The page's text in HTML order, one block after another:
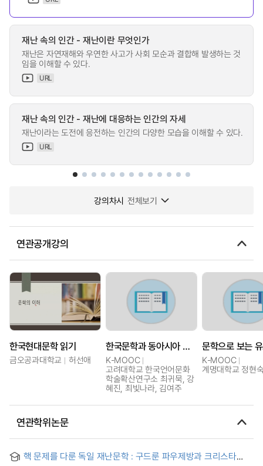
재난 속의 인간 - 재난이란 무엇인가
재난은 자연재해와 우연한 사고가 사회 모순과 결합해 발생하는 것
임을 이해할 수 있다.
URL
재난 속의 인간 - 재난에 대응하는 인간의 자세
재난이라는 도전에 응전하는 인간의 다양한 모습을 이해할 수 있다.
URL
강의차시 전체보기
연관공개강의
한국현대문학 읽기
금오공과대학교 허선애
한국문학과 동아시아 문학
K-MOOC
고려대학교 한국언어문화
학술확산연구소 최귀묵, 강
혜진, 최빛나라, 김여주
K-MOOC
계명대학교 정현
연관학위논문
핵 문제를 다룬 독일 재난문학 : 구드룬 파우제방과 크리스타